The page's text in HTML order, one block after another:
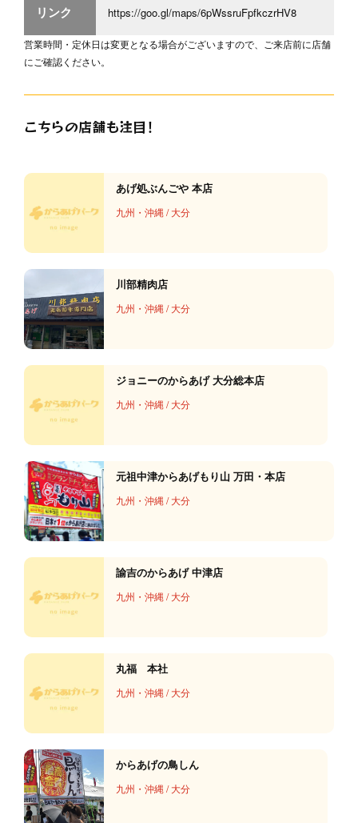
リンク https://goo.gl/maps/6pWssruFpfkczrHV8
営業時間・定休日は変更となる場合がございますので、ご来店前に店舗
にご確認ください。
こちらの店舗も注目！
あげ処ぶんごや 本店
九州・沖縄 /大分
川部精肉店
九州・沖縄 /大分
ジョニーのからあげ 大分総本店
九州・沖縄 /大分
元祖中津からあげもり山 万田・本店
九州・沖縄 /大分
諭吉のからあげ 中津店
九州・沖縄 /大分
丸福 本社
九州・沖縄 /大分
からあげの鳥しん
九州・沖縄 /大分